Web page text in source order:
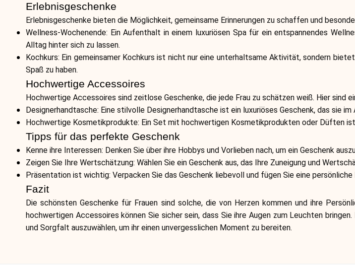
Erlebnisgeschenke
Erlebnisgeschenke bieten die Möglichkeit, gemeinsame Erinnerungen zu schaffen und
Wellness-Wochenende: Ein Aufenthalt in einem luxuriösen Spa für ein entspannendes
Alltag hinter sich zu lassen.
Kochkurs: Ein gemeinsamer Kochkurs ist nicht nur eine unterhaltsame Aktivität, sondern
Spaß zu haben.
Hochwertige Accessoires
Hochwertige Accessoires sind zeitlose Geschenke, die jede Frau zu schätzen weiß. Hier sind
Designerhandtasche: Eine stilvolle Designerhandtasche ist ein luxuriöses Geschenk, das sie
Hochwertige Kosmetikprodukte: Ein Set mit hochwertigen Kosmetikprodukten oder Düften
Tipps für das perfekte Geschenk
Kenne ihre Interessen: Denken Sie über ihre Hobbys und Vorlieben nach, um ein Geschenk
Zeigen Sie Ihre Wertschätzung: Wählen Sie ein Geschenk aus, das Ihre Zuneigung und
Präsentation ist wichtig: Verpacken Sie das Geschenk liebevoll und fügen Sie eine
Fazit
Die schönsten Geschenke für Frauen sind solche, die von Herzen kommen und ihre
hochwertigen Accessoires können Sie sicher sein, dass Sie ihre Augen zum Leuchten
und Sorgfalt auszuwählen, um ihr einen unvergesslichen Moment zu bereiten.